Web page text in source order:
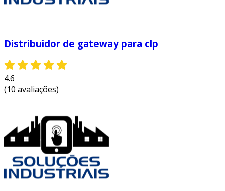
Distribuidor de gateway para clp
4.6
(10 avaliações)